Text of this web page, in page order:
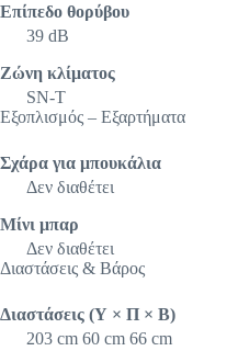
Eπίπεδο θορύβου
39 dB
Ζώνη κλίματος
SN-T
Εξοπλισμός – Εξαρτήματα
Σχάρα για μπουκάλια
Δεν διαθέτει
Μίνι μπαρ
Δεν διαθέτει
Διαστάσεις & Βάρος
Διαστάσεις (Υ × Π × Β)
203 cm 60 cm 66 cm